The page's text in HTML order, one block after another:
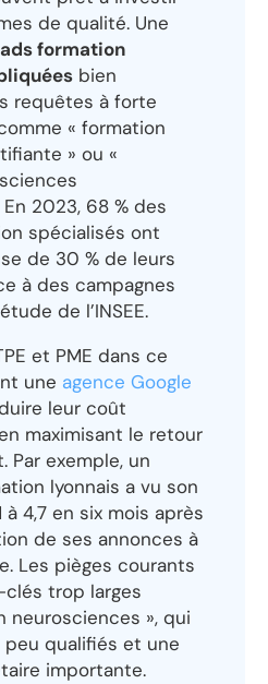
de qualité. Une
formation
bien
requêtes à forte
« formation
» ou «
2023, 68 % des
spécialisés ont
de 30 % de leurs
à des campagnes
de l’INSEE.
et PME dans ce
une agence Google
leur coût
maximisant le retour
Par exemple, un
lyonnais a vu son
à 4,7 en six mois après
de ses annonces à
Les pièges courants
trop larges
neurosciences », qui
qualifiés et une
importante.